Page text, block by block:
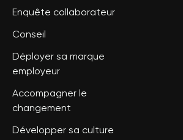
Enquête collaborateur
Conseil
Déployer sa marque
employeur
Accompagner le
changement
Développer sa culture